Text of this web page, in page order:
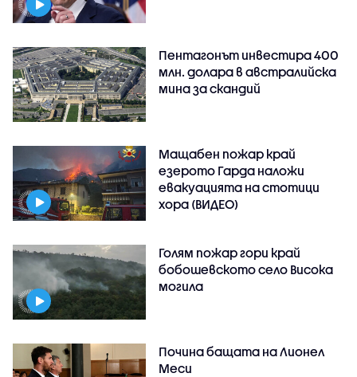
Пентагонът инвестира 400
млн. долара в австралийска
мина за скандий
Мащабен пожар край
езерото Гарда наложи
евакуацията на стотици
хора (ВИДЕО)
Голям пожар гори край
бобошевското село Висока
могила
Почина бащата на Лионел
Меси